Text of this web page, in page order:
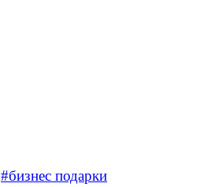
#бизнес подарки